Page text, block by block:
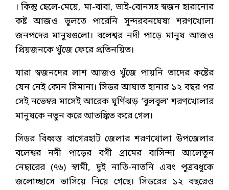
। কিন্তু ছেলে-মেয়ে, মা-বাবা, ভাই-বোনসহ স্বজন হারানোর
কষ্ট আজও ভুলতে পারেনি সুন্দরবনঘেষা শরণখোলা
জনপদের মানুষগুলো। বলেশ্বর নদী পাড়ে মানুষ আজও
প্রিয়জনকে খুঁজে ফেরে প্রতিনয়িত।
যারা স্বজনদের লাশ আজও খুঁজে পায়নি তাদের কষ্টের
যেন নেই কোন সিমানা। সিডর আঘাত হানার ১২ বছর পর
সেই নভেম্বর মাসেই আরেক ঘূর্ণিঝড় ‘বুলবুল’ শরণখোলার
মানুষকে নতুন করে আতঙ্কিত করে গেল।
সিডর বিধ্বস্ত বাগেরহাট জেলার শরণখোলা উপজেলার
বলেশ্বর নদী পাড়ের বগী গ্রামের বাসিন্দা আলেতুন
নেছারের (৭৬) স্বামী, দুই নাতি-নাতনি এবং পুত্রবধূকে
জলোচ্ছাসে ভাসিয়ে নিয়ে গেছে। সিডরের ১২ বছরেও